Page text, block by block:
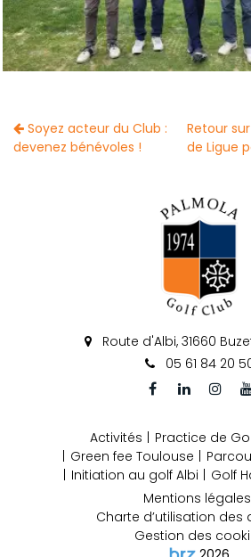
Soyez acteur du Club :
devenez bénévoles !
Retour
de Ligue
Route d'Albi, 31660
05 61 84 20
Activités
Practice de
Green fee Toulouse
Initiation au golf Albi
Golf
Mentions légales
Charte d’utilisation des
Gestion des